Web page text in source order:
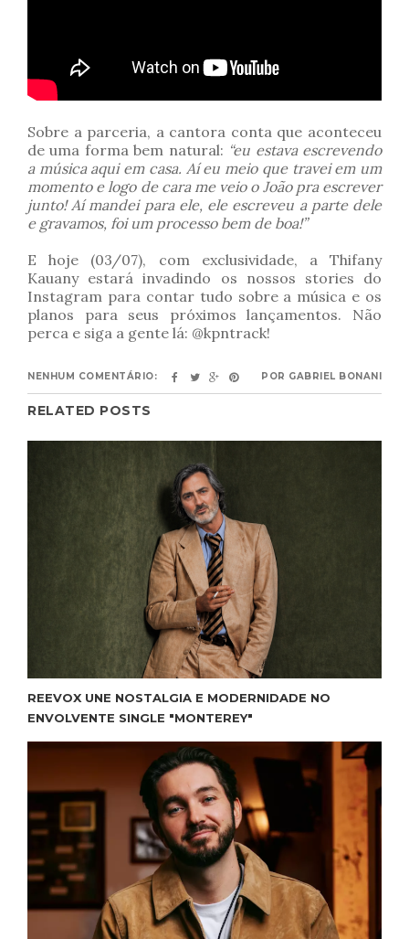
Sobre a parceria, a cantora conta que aconteceu
de uma forma bem natural: “eu estava escrevendo
a música aqui em casa. Aí eu meio que travei em um
momento e logo de cara me veio o João pra escrever
junto! Aí mandei para ele, ele escreveu a parte dele
e gravamos, foi um processo bem de boa!”
E hoje (03/07), com exclusividade, a Thifany
Kauany estará invadindo os nossos stories do
Instagram para contar tudo sobre a música e os
planos para seus próximos lançamentos. Não
perca e siga a gente lá: @kpntrack!
NENHUM COMENTÁRIO: POR GABRIEL BONANI
RELATED POSTS
REEVOX UNE NOSTALGIA E MODERNIDADE NO
ENVOLVENTE SINGLE "MONTEREY"